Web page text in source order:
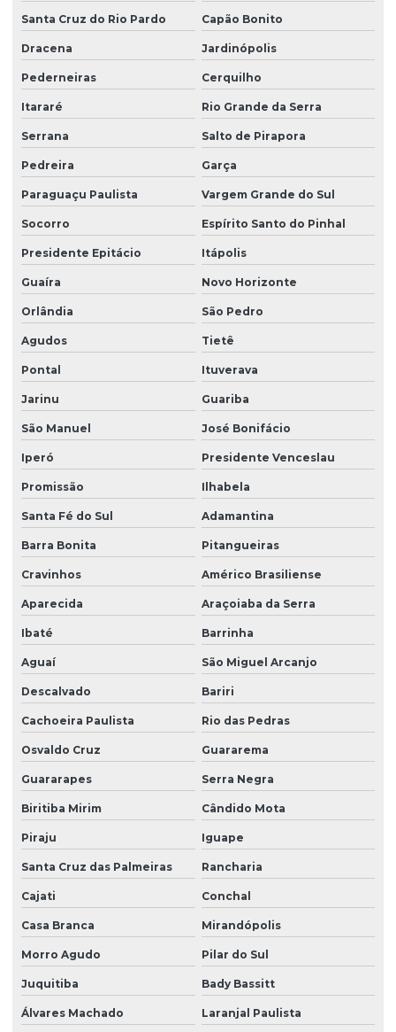
Limpeza profissional de vidros
Limpeza terceirizada
Limpeza de vidro predial
Limpeza de vidros em altura
Limpeza de vidros em altura valor
Limpeza de vidros empresa
Limpeza de vidros externos
Limpeza de vidros e fachadas
Limpeza de vidros preço
Manutenção elétrica predial
Manutenção predial facilities
Melhores empresas de portaria virtual
Orçamento de limpeza de fachada
Orçamento de limpeza de vidros
Patrimonial zeladoria
Portaria de condomínio automatizada
Portaria eletrônica
Portaria eletrônica condomínio
Portaria remota preço
Portaria e zeladoria
Portaria e zeladoria terceirizadas
Poste de câmeras
Prestação de serviço zeladoria
Recepção com controle de acesso
Recepção e portaria
Recepção e segurança em portarias
Recepção terceirização
Santa Cruz do Rio Pardo Capão Bonito
Dracena Jardinópolis
Pederneiras Cerquilho
Itararé Rio Grande da Serra
Serrana Salto de Pirapora
Pedreira Garça
Paraguaçu Paulista Vargem Grande do Sul
Socorro Espírito Santo do Pinhal
Presidente Epitácio Itápolis
Guaíra Novo Horizonte
Orlândia São Pedro
Agudos Tietê
Pontal Ituverava
Jarinu Guariba
São Manuel José Bonifácio
Iperó Presidente Venceslau
Promissão Ilhabela
Santa Fé do Sul Adamantina
Barra Bonita Pitangueiras
Cravinhos Américo Brasiliense
Aparecida Araçoiaba da Serra
Ibaté Barrinha
Aguaí São Miguel Arcanjo
Descalvado Bariri
Cachoeira Paulista Rio das Pedras
Osvaldo Cruz Guararema
Guararapes Serra Negra
Biritiba Mirim Cândido Mota
Piraju Iguape
Santa Cruz das Palmeiras Rancharia
Cajati Conchal
Casa Branca Mirandópolis
Morro Agudo Pilar do Sul
Juquitiba Bady Bassitt
Álvares Machado Laranjal Paulista